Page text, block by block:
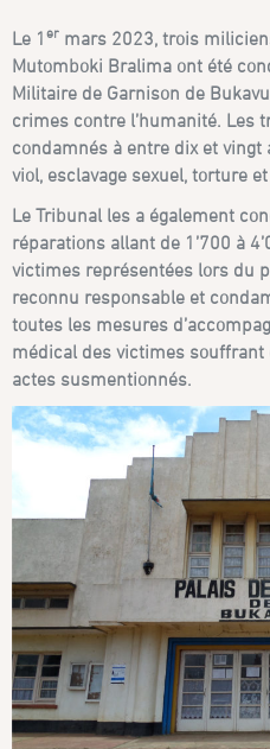
Le 1er mars 2023, trois
Mutomboki Bralima ont été
Militaire de Garnison de
crimes contre l’humanité. Les
condamnés à entre dix et
viol, esclavage sexuel, torture
Le Tribunal les a également
réparations allant de 1’700 à
victimes représentées lors du
reconnu responsable et
toutes les mesures
médical des victimes souffrant
actes susmentionnés.